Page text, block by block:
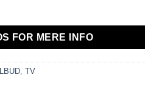
FOR MERE INFO
, TV